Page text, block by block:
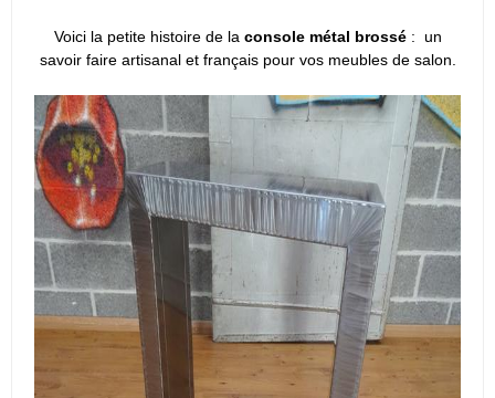
Voici la petite histoire de la console métal brossé: un
savoir faire artisanal et français pour vos meubles de salon.